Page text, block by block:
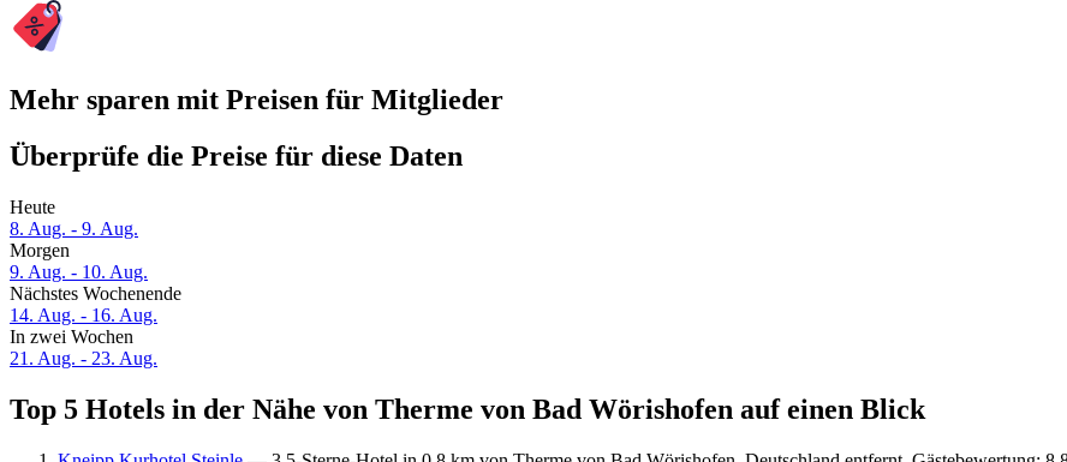
Mehr sparen mit Preisen für Mitglieder
Überprüfe die Preise für diese Daten
Heute
8. Aug. - 9. Aug.
Morgen
9. Aug. - 10. Aug.
Nächstes Wochenende
14. Aug. - 16. Aug.
In zwei Wochen
21. Aug. - 23. Aug.
Top 5 Hotels in der Nähe von Therme von Bad Wörishofen auf einen Blick